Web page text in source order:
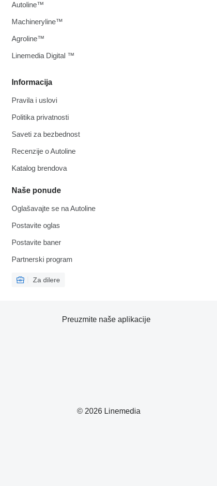
Informacija
Pravila i uslovi
Politika privatnosti
Saveti za bezbednost
Recenzije o Autoline
Katalog brendova
Naše ponude
Oglašavajte se na Autoline
Postavite oglas
Postavite baner
Partnerski program
Za dilere
Autoline™
Machineryline™
Agroline™
Linemedia Digital ™
© 2026 Linemedia
Preuzmite naše aplikacije